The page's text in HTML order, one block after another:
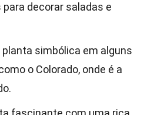
decorar saladas e
simbólica em alguns
o Colorado, onde é a